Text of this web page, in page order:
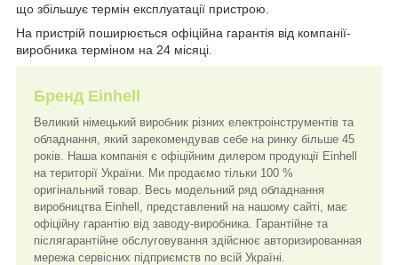
що збільшує термін експлуатації пристрою.
На пристрій поширюється офіційна гарантія від компанії-
виробника терміном на 24 місяці.
Бренд Einhell
Великий німецький виробник різних електроінструментів та
обладнання, який зарекомендував себе на ринку більше 45
років. Наша компанія є офіційним дилером продукції Einhell
на території України. Ми продаємо тільки 100 %
оригінальний товар. Весь модельний ряд обладнання
виробництва Einhell, представлений на нашому сайті, має
офіційну гарантію від заводу-виробника. Гарантійне та
післягарантійне обслуговування здійснює авторизированная
мережа сервісних підприємств по всій Україні.